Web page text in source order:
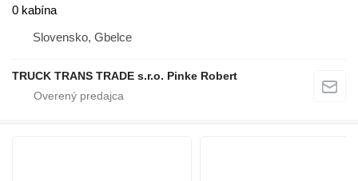
0 kabína
Slovensko, Gbelce
TRUCK TRANS TRADE s.r.o. Pinke Robert